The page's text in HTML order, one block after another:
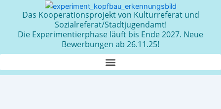
Das Kooperationsprojekt von Kulturreferat und
Sozialreferat/Stadtjugendamt!
Die Experimentierphase läuft bis Ende 2027. Neue
Bewerbungen ab 26.11.25!